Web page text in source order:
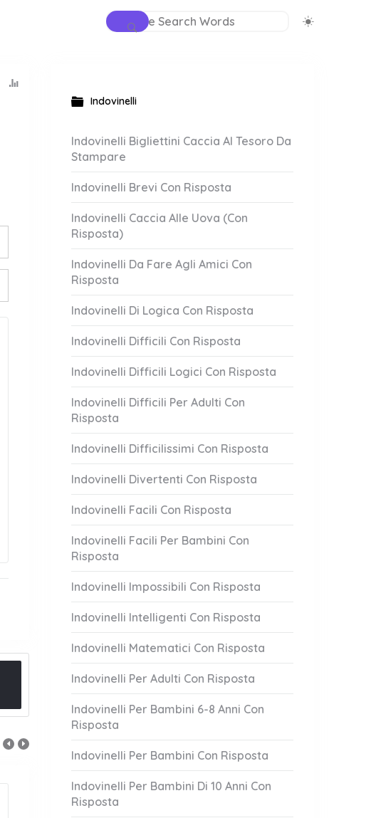
Bianco Candido
Indovinelli
Indovinelli Bigliettini Caccia Al Tesoro Da
Stampare
Indovinelli Brevi Con Risposta
Indovinelli Caccia Alle Uova (Con
Risposta)
Indovinelli Da Fare Agli Amici Con
Risposta
Indovinelli Di Logica Con Risposta
Indovinelli Difficili Con Risposta
Indovinelli Difficili Logici Con Risposta
Indovinelli Difficili Per Adulti Con
Risposta
Indovinelli Difficilissimi Con Risposta
Indovinelli Divertenti Con Risposta
Indovinelli Facili Con Risposta
Indovinelli Facili Per Bambini Con
Risposta
Indovinelli Impossibili Con Risposta
Indovinelli Intelligenti Con Risposta
Indovinelli Matematici Con Risposta
Indovinelli Per Adulti Con Risposta
Indovinelli Per Bambini 6-8 Anni Con
Risposta
Indovinelli Per Bambini Con Risposta
Indovinelli Per Bambini Di 10 Anni Con
Risposta